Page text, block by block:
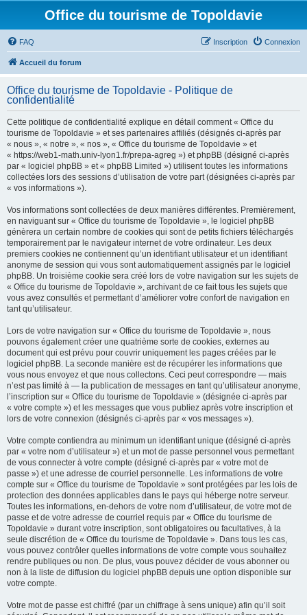
Office du tourisme de Topoldavie
FAQ Connexion
Inscription
Accueil du forum
Office du tourisme de Topoldavie - Politique de
confidentialité
Cette politique de confidentialité explique en détail comment « Office du
tourisme de Topoldavie » et ses partenaires affiliés (désignés ci-après par
« nous », « notre », « nos », « Office du tourisme de Topoldavie » et
« https://web1-math.univ-lyon1.fr/prepa-agreg ») et phpBB (désigné ci-après
par « logiciel phpBB » et « phpBB Limited ») utilisent toutes les informations
collectées lors des sessions d’utilisation de votre part (désignées ci-après par
« vos informations »).
Vos informations sont collectées de deux manières différentes. Premièrement,
en naviguant sur « Office du tourisme de Topoldavie », le logiciel phpBB
génèrera un certain nombre de cookies qui sont de petits fichiers téléchargés
temporairement par le navigateur internet de votre ordinateur. Les deux
premiers cookies ne contiennent qu’un identifiant utilisateur et un identifiant
anonyme de session qui vous sont automatiquement assignés par le logiciel
phpBB. Un troisième cookie sera créé lors de votre navigation sur les sujets de
« Office du tourisme de Topoldavie », archivant de ce fait tous les sujets que
vous avez consultés et permettant d’améliorer votre confort de navigation en
tant qu’utilisateur.
Lors de votre navigation sur « Office du tourisme de Topoldavie », nous
pouvons également créer une quatrième sorte de cookies, externes au
document qui est prévu pour couvrir uniquement les pages créées par le
logiciel phpBB. La seconde manière est de récupérer les informations que
vous nous envoyez et que nous collectons. Ceci peut correspondre — mais
n’est pas limité à — la publication de messages en tant qu’utilisateur anonyme,
l’inscription sur « Office du tourisme de Topoldavie » (désignée ci-après par
« votre compte ») et les messages que vous publiez après votre inscription et
lors de votre connexion (désignés ci-après par « vos messages »).
Votre compte contiendra au minimum un identifiant unique (désigné ci-après
par « votre nom d’utilisateur ») et un mot de passe personnel vous permettant
de vous connecter à votre compte (désigné ci-après par « votre mot de
passe ») et une adresse de courriel personnelle. Les informations de votre
compte sur « Office du tourisme de Topoldavie » sont protégées par les lois de
protection des données applicables dans le pays qui héberge notre serveur.
Toutes les informations, en-dehors de votre nom d’utilisateur, de votre mot de
passe et de votre adresse de courriel requis par « Office du tourisme de
Topoldavie » durant votre inscription, sont obligatoires ou facultatives, à la
seule discrétion de « Office du tourisme de Topoldavie ». Dans tous les cas,
vous pouvez contrôler quelles informations de votre compte vous souhaitez
rendre publiques ou non. De plus, vous pouvez décider de vous abonner ou
non à la liste de diffusion du logiciel phpBB depuis une option disponible sur
votre compte.
Votre mot de passe est chiffré (par un chiffrage à sens unique) afin qu’il soit